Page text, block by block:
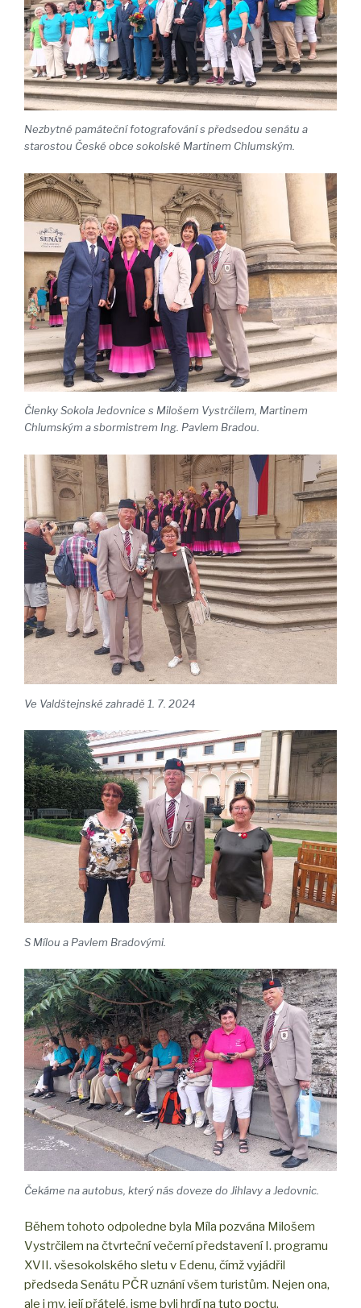
Nezbytné památeční fotografování s předsedou senátu a
starostou České obce sokolské Martinem Chlumským.
Členky Sokola Jedovnice s Milošem Vystrčilem, Martinem
Chlumským a sbormistrem Ing. Pavlem Bradou.
Ve Valdštejnské zahradě 1. 7. 2024
S Mílou a Pavlem Bradovými.
Čekáme na autobus, který nás doveze do Jihlavy a Jedovnic.
Během tohoto odpoledne byla Míla pozvána Milošem
Vystrčilem na čtvrteční večerní představení I. programu
XVII. všesokolského sletu v Edenu, čímž vyjádřil
předseda Senátu PČR uznání všem turistům. Nejen ona,
ale i my, její přátelé, jsme byli hrdí na tuto poctu.